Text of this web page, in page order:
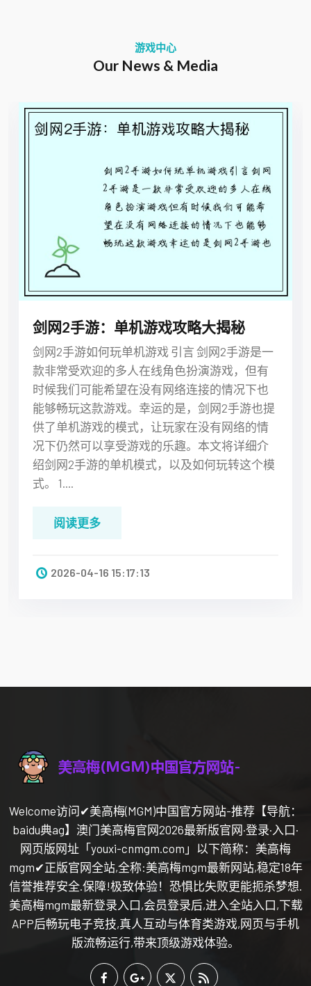
游戏中心
Our News & Media
三国降魔录：探索未知的地图秘境
1. 地图探索的重要性 地图探索是《三国降魔
录》游戏中非常重要的一项内容，它不仅能够
带来丰富的游戏体验，还能够为玩家提供丰厚
的奖励和成长机会。在游戏中，地图探索可以
帮助玩家发现隐藏的宝藏、击败强大的魔物、
完成各种任务等，提高地图探索的效率和技巧
对于玩家来说至关重要。 2. 提升地图探索的技
巧 在进行...
阅读更多
2026-04-11 15:07:59
Welcome访问✔美高梅(MGM)中国官方网站-推荐【导航：
baidu典ag】澳门美高梅官网2026最新版官网·登录·入口·
网页版网址「youxi-cnmgm.com」以下简称：美高梅
mgm✔正版官网全站,全称:美高梅mgm最新网站,稳定18年
信誉推荐安全.保障!极致体验！恐惧比失败更能扼杀梦想.
美高梅mgm最新登录入口,会员登录后,进入全站入口,下载
APP后畅玩电子竞技,真人互动与体育类游戏,网页与手机
版流畅运行,带来顶级游戏体验。